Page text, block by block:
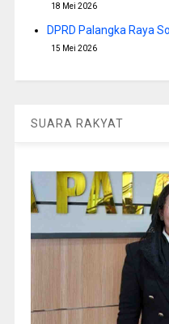
18 Mei 2026
DPRD Palangka Raya
15 Mei 2026
SUARA RAKYAT